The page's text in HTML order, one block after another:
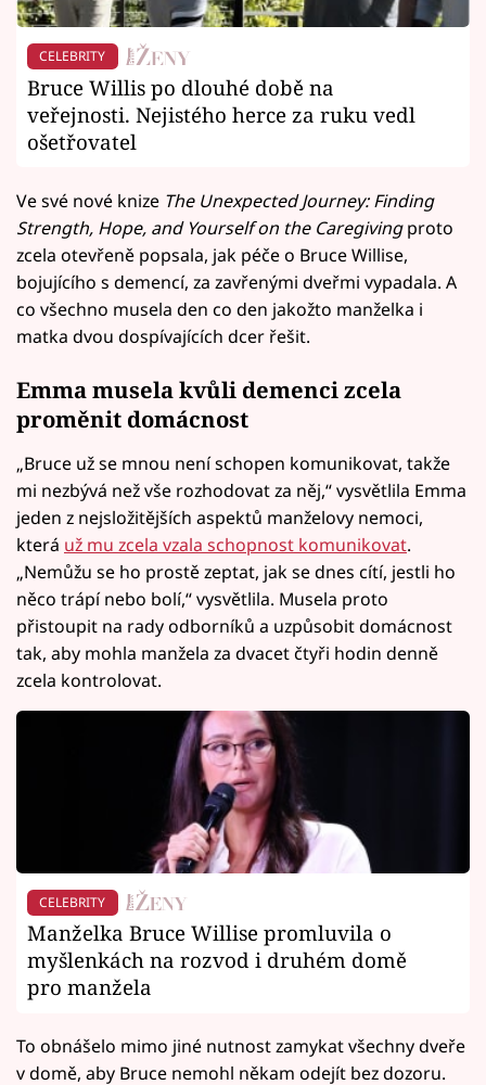
CELEBRITY
Bruce Willis po dlouhé době na
veřejnosti. Nejistého herce za ruku vedl
ošetřovatel
Ve své nové knize The Unexpected Journey: Finding
Strength, Hope, and Yourself on the Caregivingproto
zcela otevřeně popsala, jak péče o Bruce Willise,
bojujícího s demencí, za zavřenými dveřmi vypadala. A
co všechno musela den co den jakožto manželka i
matka dvou dospívajících dcer řešit.
Emma musela kvůli demenci zcela
proměnit domácnost
„Bruce už se mnou není schopen komunikovat, takže
mi nezbývá než vše rozhodovat za něj,“ vysvětlila Emma
jeden z nejsložitějších aspektů manželovy nemoci,
která už mu zcela vzala schopnost komunikovat.
„Nemůžu se ho prostě zeptat, jak se dnes cítí, jestli ho
něco trápí nebo bolí,“ vysvětlila. Musela proto
přistoupit na rady odborníků a uzpůsobit domácnost
tak, aby mohla manžela za dvacet čtyři hodin denně
zcela kontrolovat.
CELEBRITY
Manželka Bruce Willise promluvila o
myšlenkách na rozvod i druhém domě
pro manžela
To obnášelo mimo jiné nutnost zamykat všechny dveře
v domě, aby Bruce nemohl někam odejít bez dozoru.